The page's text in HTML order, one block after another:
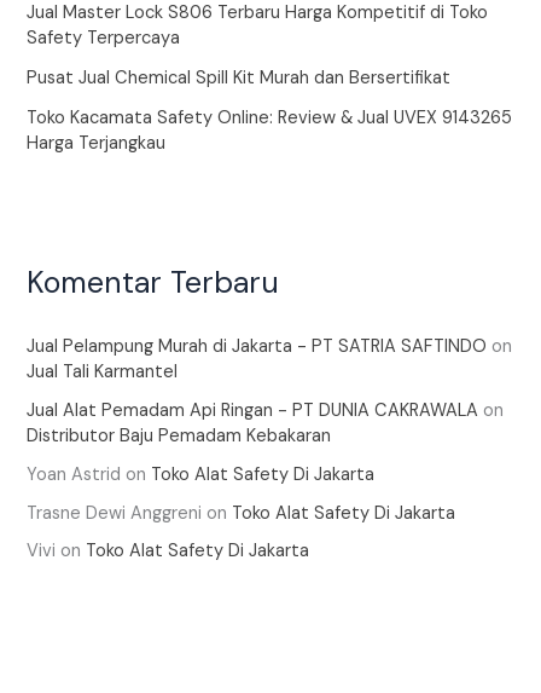
Jual Master Lock S806 Terbaru Harga Kompetitif di Toko
Safety Terpercaya
Pusat Jual Chemical Spill Kit Murah dan Bersertifikat
Toko Kacamata Safety Online: Review & Jual UVEX 9143265
Harga Terjangkau
Komentar Terbaru
Jual Pelampung Murah di Jakarta - PT SATRIA SAFTINDO on
Jual Tali Karmantel
Jual Alat Pemadam Api Ringan - PT DUNIA CAKRAWALA on
Distributor Baju Pemadam Kebakaran
Yoan Astrid on Toko Alat Safety Di Jakarta
Trasne Dewi Anggreni on Toko Alat Safety Di Jakarta
Vivi on Toko Alat Safety Di Jakarta